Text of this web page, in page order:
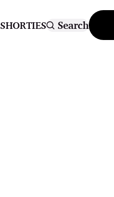
SHORTIES Search